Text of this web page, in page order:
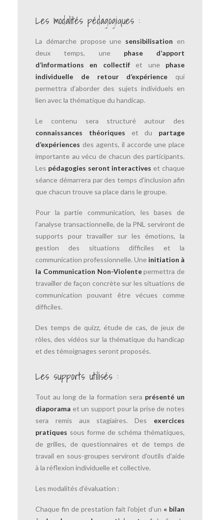
Les modalités pédagogiques :
La démarche propose une sensibilisation en
deux temps, une phase d’apport
d’informations en collectifet une phase
individuelle de retour d’expérience qui
permettra d’aborder des sujets individuels en
lien avec la thématique du handicap.
Le contenu sera structuré autour des
connaissances théoriques et du partage
d’expériences des agents, il accorde une place
importante au vécu de chacun des participants.
Les pédagogies seront interactives et chaque
séance démarrera par des temps d’inclusion afin
que chacun trouve sa place dans le groupe.
Pour la partie communication, les bases de
l’analyse transactionnelle, de la PNL serviront de
supports pour travailler sur les émotions, la
gestion des situations difficiles et la
communication professionnelle. Une initiation à
la Communication Non-Violentepermettra de
travailler de façon concrète sur les situations de
communication pouvant être vécues comme
difficiles.
Des temps de quizz, étude de cas, de jeux de
rôles, des vidéos sur la thématique du handicap
et des témoignages seront proposés.
Les supports utilisés :
Tout au long de la formation sera présenté un
diaporama et un support pour la prise de notes
sera remis aux stagiaires. Des exercices
pratiques sous forme de schéma thématiques,
de grilles, de questionnaires et de temps de
travail en sous-groupes serviront d’outils d’aide
à la réflexion individuelle et collective.
Les modalités d’évaluation :
Chaque fin de prestation fait l’objet d’un « bilan